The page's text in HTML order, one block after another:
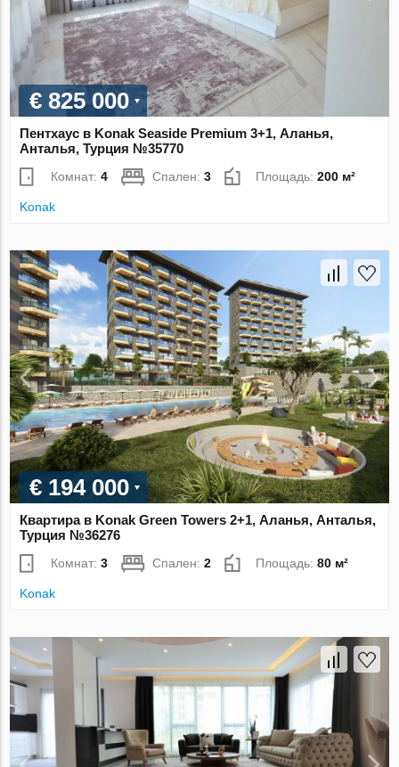
€ 825 000
Пентхаус в Konak Seaside Premium 3+1, Аланья,
Анталья, Турция №35770
Комнат:4 Спален:3 Площадь:200 м²
Konak
€ 194 000
Квартира в Konak Green Towers 2+1, Аланья, Анталья,
Турция №36276
Комнат:3 Спален:2 Площадь:80 м²
Konak